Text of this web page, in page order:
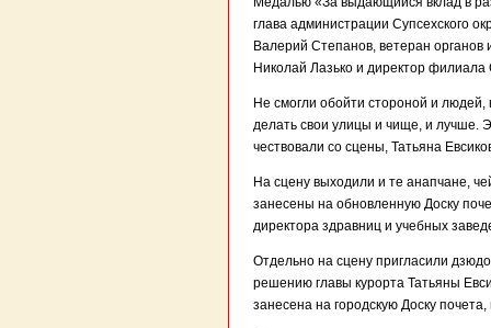
глава администрации Супсехского
Валерий Степанов, ветеран
Николай Лазько и директор филиала
Не смогли обойти стороной и людей,
делать свои улицы и чище, и лучше.
чествовали со сцены, Татьяна
На сцену выходили и те анапчане,
занесены на обновленную Доску
директора здравниц и учебных
Отдельно на сцену пригласили
решению главы курорта Татьяны
занесена на городскую Доску